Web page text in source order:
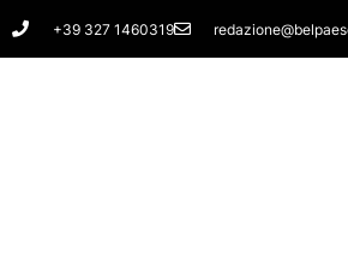
Vai
al
+39 327 1460319